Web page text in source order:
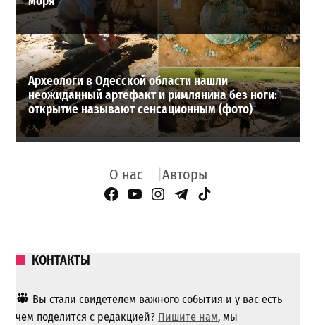
Археологи в Одесской области нашли
неожиданный артефакт и римлянина без ноги:
открытие называют сенсационным (фото)
О нас Авторы
Facebook Page
YouTube
Instagram
Telegram
TikTok
КОНТАКТЫ
Вы стали свидетелем важного события и у вас есть
чем поделится с редакцией? Пишите нам, мы